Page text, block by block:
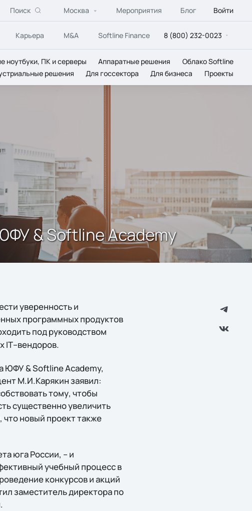
Поиск Москва Мероприятия Блог Войти
Карьера M&A Softline Finance 8 (800) 232-0023
ноутбуки, ПК и серверы Аппаратные решения
Облако Softline
решения Для госсектора Для бизнеса Проекты
& Softline Academy
уверенность и
программных продуктов
под руководством
IT–вендоров.
ЮФУ & Softline Academy,
М.И.Карякин заявил:
тому, чтобы
существенно увеличить
новый проект также
юга России, – и
учебный процесс в
конкурсов и акций
заместитель директора по